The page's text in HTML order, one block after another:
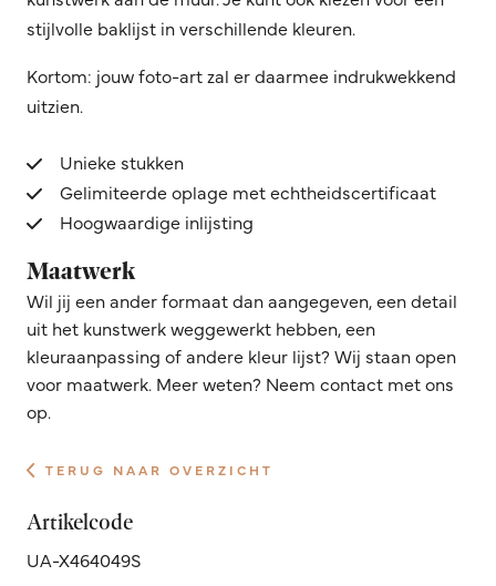
stijlvolle baklijst in verschillende kleuren.
Kortom: jouw foto-art zal er daarmee indrukwekkend
uitzien.
Unieke stukken
Gelimiteerde oplage met echtheidscertificaat
Hoogwaardige inlijsting
Maatwerk
Wil jij een ander formaat dan aangegeven, een detail
uit het kunstwerk weggewerkt hebben, een
kleuraanpassing of andere kleur lijst? Wij staan open
voor maatwerk. Meer weten? Neem contact met ons
op.
TERUG NAAR OVERZICHT
Artikelcode
UA-X464049S